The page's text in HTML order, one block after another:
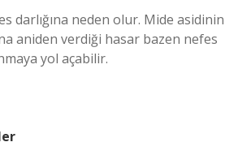
darlığına neden olur. Mide asidinin
aniden verdiği hasar bazen nefes
yol açabilir.